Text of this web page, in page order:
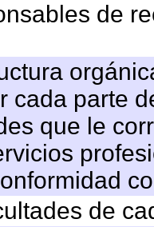
de
cada parte
que le
de